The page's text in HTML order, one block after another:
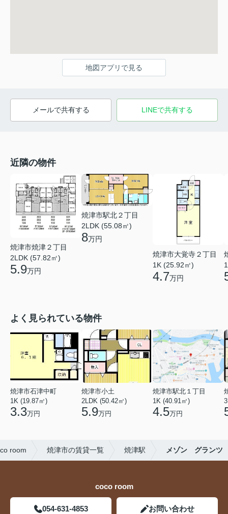
地図アプリで見る
メールで共有する LINEで共有する
近隣の物件
焼津市焼津２丁目
2LDK (57.82㎡)
5.9万円
焼津市駅北２丁目
2LDK (55.08㎡)
8万円
焼津市大覚寺２丁目
1K (25.92㎡)
4.7万円
よく見られている物件
焼津市石津中町
1K (19.87㎡)
3.3万円
焼津市小土
2LDK (50.42㎡)
5.9万円
焼津市駅北１丁目
1K (40.91㎡)
4.5万円
room 焼津市の賃貸一覧 焼津駅 メゾン グランツ
coco room
054-631-4853 お問い合わせ